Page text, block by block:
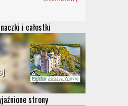
i całostki
strony